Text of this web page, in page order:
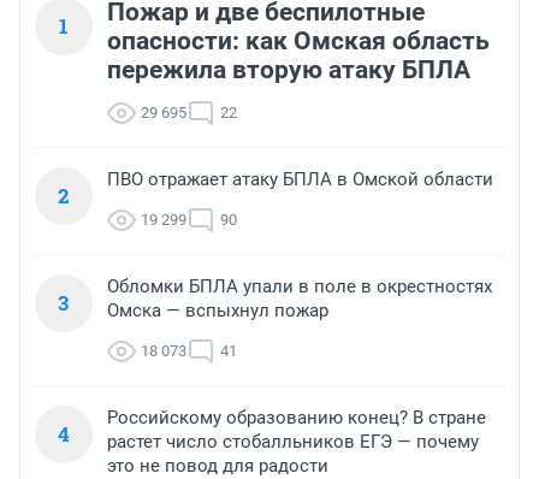
1
Пожар и две беспилотные
опасности: как Омская область
пережила вторую атаку БПЛА
29 695 22
2
ПВО отражает атаку БПЛА в Омской области
19 299 90
3
Обломки БПЛА упали в поле в окрестностях
Омска — вспыхнул пожар
18 073 41
4
Российскому образованию конец? В стране
растет число стобалльников ЕГЭ — почему
это не повод для радости